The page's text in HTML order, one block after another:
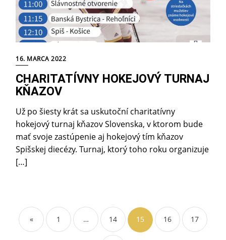
16. MARCA 2022
CHARITATÍVNY HOKEJOVÝ TURNAJ
KŇAZOV
Už po šiesty krát sa uskutoční charitatívny
hokejový turnaj kňazov Slovenska, v ktorom bude
mať svoje zastúpenie aj hokejový tím kňazov
Spišskej diecézy. Turnaj, ktorý toho roku organizuje
[…]
« 1 … 14 15 16 17